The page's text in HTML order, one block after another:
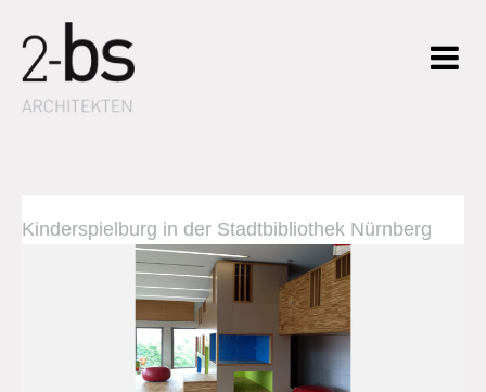
Kinderspielburg in der Stadtbibliothek Nürnberg